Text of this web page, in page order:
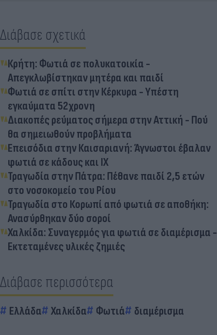
Διάβασε σχετικά
Κρήτη: Φωτιά σε πολυκατοικία -
Απεγκλωβίστηκαν μητέρα και παιδί
Φωτιά σε σπίτι στην Κέρκυρα - Υπέστη
εγκαύματα 52χρονη
Διακοπές ρεύματος σήμερα στην Αττική - Πού
θα σημειωθούν προβλήματα
Επεισόδια στην Καισαριανή: Άγνωστοι έβαλαν
φωτιά σε κάδους και ΙΧ
Τραγωδία στην Πάτρα: Πέθανε παιδί 2,5 ετών
στο νοσοκομείο του Ρίου
Τραγωδία στο Κορωπί από φωτιά σε αποθήκη:
Ανασύρθηκαν δύο σοροί
Χαλκίδα: Συναγερμός για φωτιά σε διαμέρισμα -
Εκτεταμένες υλικές ζημιές
Διάβασε περισσότερα
Ελλάδα Χαλκίδα Φωτιά διαμέρισμα